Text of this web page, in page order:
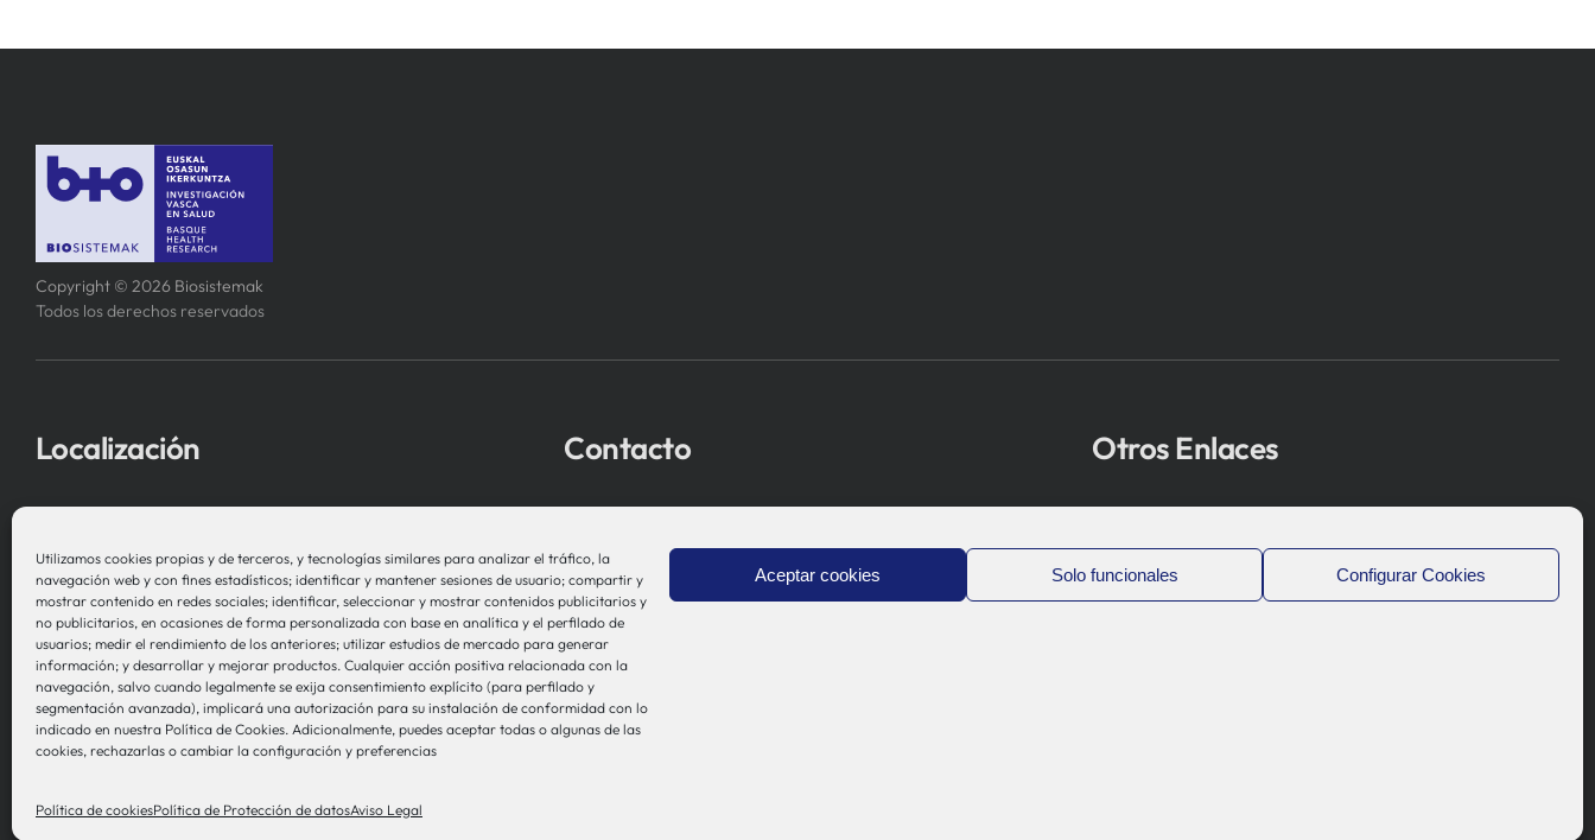
Utilizamos cookies propias y de terceros, y tecnologías similares para analizar el tráfico, la
navegación web y con fines estadísticos; identificar y mantener sesiones de usuario; compartir y
mostrar contenido en redes sociales; identificar, seleccionar y mostrar contenidos publicitarios y
no publicitarios, en ocasiones de forma personalizada con base en analítica y el perfilado de
usuarios; medir el rendimiento de los anteriores; utilizar estudios de mercado para generar
información; y desarrollar y mejorar productos. Cualquier acción positiva relacionada con la
navegación, salvo cuando legalmente se exija consentimiento explícito (para perfilado y
segmentación avanzada), implicará una autorización para su instalación de conformidad con lo
indicado en nuestra Política de Cookies. Adicionalmente, puedes aceptar todas o algunas de las
cookies, rechazarlas o cambiar la configuración y preferencias
Aceptar cookies Solo funcionales Configurar Cookies
Política de cookiesPolítica de Protección de datosAviso Legal
Copyright © 2026 Biosistemak
Todos los derechos reservados
Localización
en Sistemas de Salud – Biosistemak
B Accelerator Tower (BAT) Gran Vía, 1
48001 Bilbao (Bizkaia)
Contacto
944 00 77 90
Otros Enlaces
Bioef
Gobierno Vasco